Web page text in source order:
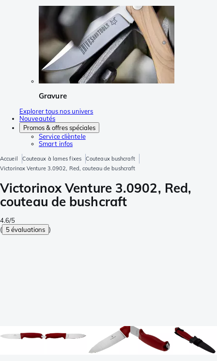
Gravure
Explorer tous nos univers
Nouveautés
Promos & offres spéciales
Service clièntele
Smart infos
Accueil Couteaux à lames fixes
Couteaux bushcraft
Victorinox Venture 3.0902, Red, couteau de bushcraft
Victorinox Venture 3.0902, Red,
couteau de bushcraft
4.6/5
( 5 évaluations )